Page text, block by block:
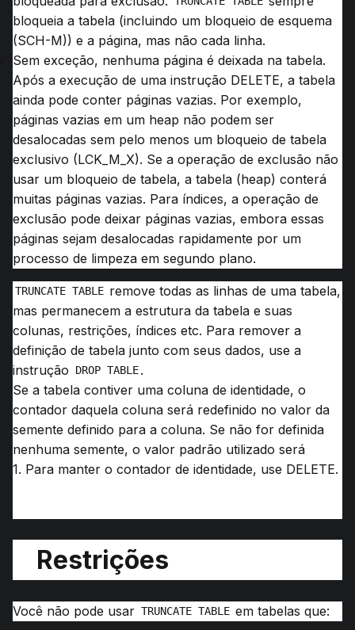
bloqueia a tabela (incluindo um bloqueio de esquema
(SCH-M)) e a página, mas não cada linha.
Sem exceção, nenhuma página é deixada na tabela.
Após a execução de uma instrução DELETE, a tabela
ainda pode conter páginas vazias. Por exemplo,
páginas vazias em um heap não podem ser
desalocadas sem pelo menos um bloqueio de tabela
exclusivo (LCK_M_X). Se a operação de exclusão não
usar um bloqueio de tabela, a tabela (heap) conterá
muitas páginas vazias. Para índices, a operação de
exclusão pode deixar páginas vazias, embora essas
páginas sejam desalocadas rapidamente por um
processo de limpeza em segundo plano.
TRUNCATE TABLE remove todas as linhas de uma tabela,
mas permanecem a estrutura da tabela e suas
colunas, restrições, índices etc. Para remover a
definição de tabela junto com seus dados, use a
instrução
DROP TABLE .
Se a tabela contiver uma coluna de identidade, o
contador daquela coluna será redefinido no valor da
semente definido para a coluna. Se não for definida
nenhuma semente, o valor padrão utilizado será
1. Para manter o contador de identidade, use DELETE.
Restrições
Você não pode usar TRUNCATE TABLE em tabelas que: